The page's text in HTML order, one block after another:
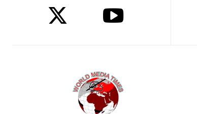
Etiam est nibh, lobortis sit
Orci varius natoque dolor